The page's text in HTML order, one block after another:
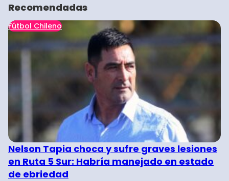
Recomendadas
Fútbol Chileno
Nelson Tapia choca y sufre graves lesiones
en Ruta 5 Sur: Habría manejado en estado
de ebriedad